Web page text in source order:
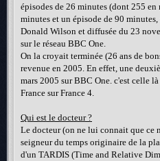
épisodes de 26 minutes (dont 255
minutes et un épisode de 90
Donald Wilson et diffusée du 23
sur le réseau BBC One.
On la croyait terminée (26 ans de
revenue en 2005. En effet, une
mars 2005 sur BBC One. c'est celle
France sur France 4.
Qui est le docteur ?
Le docteur (on ne lui connait que ce
seigneur du temps originaire de la
d'un TARDIS (Time and Relative